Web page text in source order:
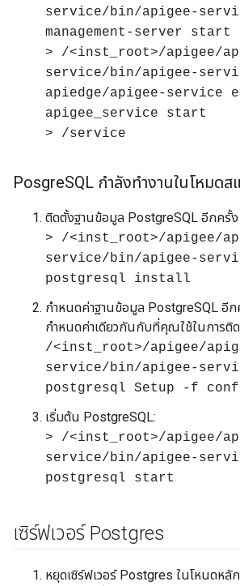
service/bin/apigee-
management-server start
> /<inst_root>/apigee/
service/bin/apigee-
apiedge/apigee-service
apigee_service start
> /service
PosgreSQL กำลังทำงานในโหมด
ติดตั้งฐานข้อมูล PostgreSQL อีกครั้ง
> /<inst_root>/apigee/
service/bin/apigee-
postgresql install
กำหนดค่าฐานข้อมูล PostgreSQL อีก
กำหนดค่าเดียวกันกับที่คุณใช้ในการติ
/<inst_root>/apigee/
service/bin/apigee-
postgresql Setup -f
เริ่มต้น PostgreSQL:
> /<inst_root>/apigee/
service/bin/apigee-
postgresql start
เซิร์ฟเวอร์ Postgres
หยุดเซิร์ฟเวอร์ Postgres ในโหนดหลั